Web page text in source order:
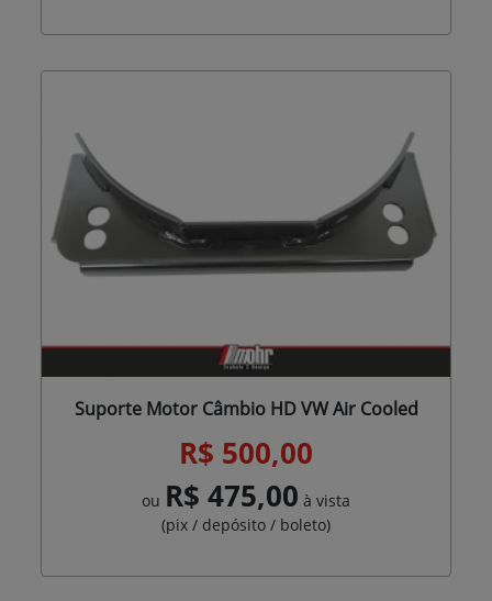
Suporte Motor Câmbio HD VW Air Cooled
R$ 500,00
ou R$ 475,00 à vista
(pix / depósito / boleto)